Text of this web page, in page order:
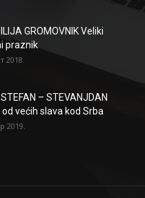
GROMOVNIK Veliki
praznik
2018.
– STEVANJDAN
većih slava kod Srba
2019.